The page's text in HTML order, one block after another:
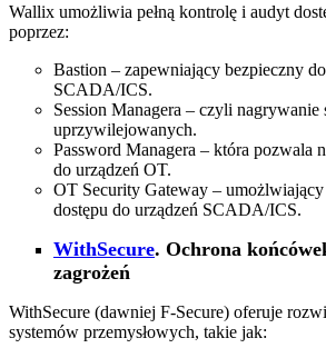
Wallix umożliwia pełną kontrolę i audyt
poprzez:
Bastion – zapewniający bezpieczny
SCADA/ICS.
Session Managera – czyli nagrywanie
uprzywilejowanych.
Password Managera – która pozwala
do urządzeń OT.
OT Security Gateway –
dostępu do urządzeń SCADA/ICS.
WithSecure. Ochrona
zagrożeń
WithSecure (dawniej F-Secure) oferuje
systemów przemysłowych, takie jak: